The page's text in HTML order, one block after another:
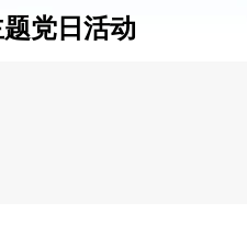
党日活动